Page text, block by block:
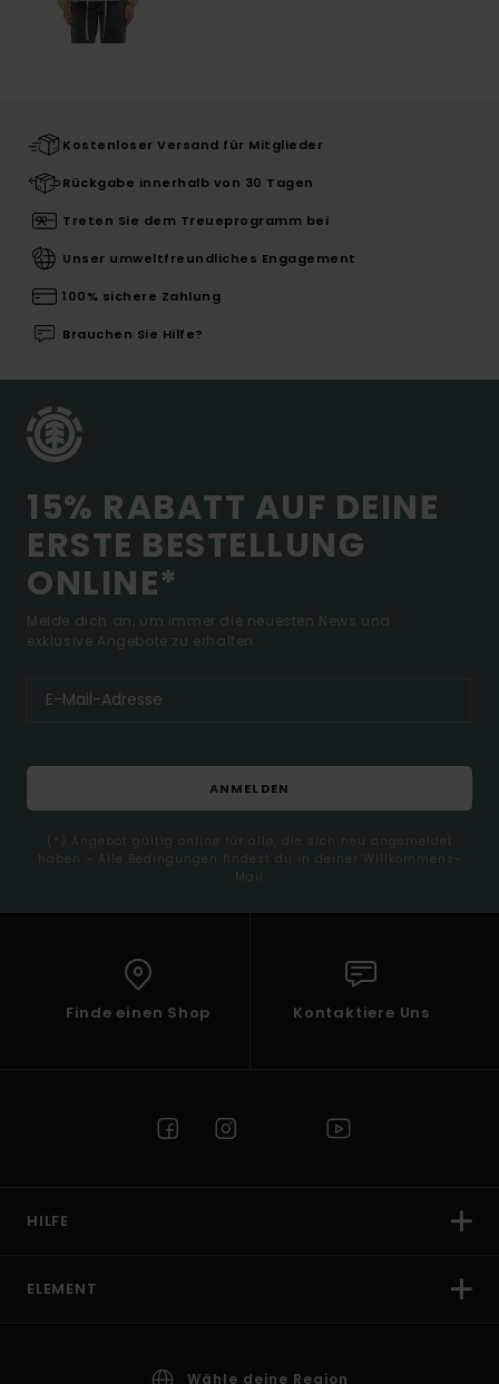
Kostenloser Versand für Mitglieder
Rückgabe innerhalb von 30 Tagen
Treten Sie dem Treueprogramm bei
Unser umweltfreundliches Engagement
100% sichere Zahlung
Brauchen Sie Hilfe?
15% RABATT AUF DEINE
ERSTE BESTELLUNG
ONLINE*
Melde dich an, um immer die neuesten News und
exklusive Angebote zu erhalten.
ANMELDEN
(*) Angebot gültig online für alle, die sich neu angemeldet
haben - Alle Bedingungen findest du in deiner Willkommens-
Mail
Finde einen Shop Kontaktiere Uns
HILFE
ELEMENT
Wähle deine Region